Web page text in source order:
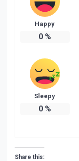
Happy
0%
Sleepy
0%
Share this: